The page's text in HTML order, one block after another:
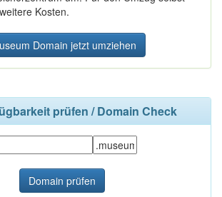
Kosten.
Domain jetzt umziehen
prüfen / Domain Check